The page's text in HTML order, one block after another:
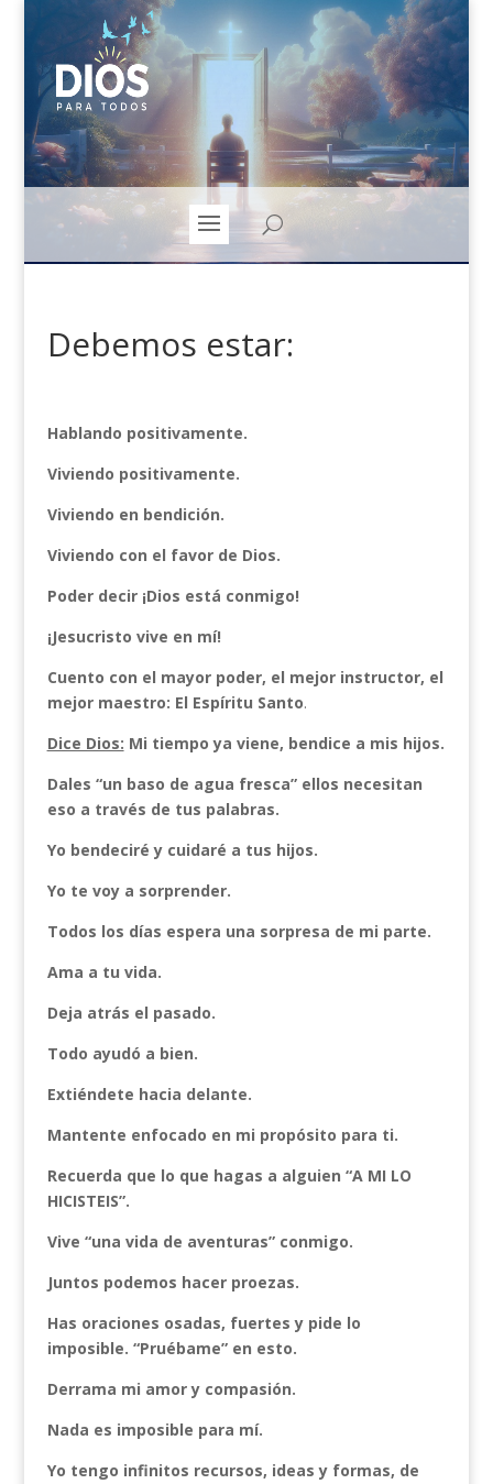
Debemos estar:
Hablando positivamente.
Viviendo positivamente.
Viviendo en bendición.
Viviendo con el favor de Dios.
Poder decir ¡Dios está conmigo!
¡Jesucristo vive en mí!
Cuento con el mayor poder, el mejor instructor, el
mejor maestro: El Espíritu Santo.
Dice Dios: Mi tiempo ya viene, bendice a mis hijos.
Dales “un baso de agua fresca” ellos necesitan
eso a través de tus palabras.
Yo bendeciré y cuidaré a tus hijos.
Yo te voy a sorprender.
Todos los días espera una sorpresa de mi parte.
Ama a tu vida.
Deja atrás el pasado.
Todo ayudó a bien.
Extiéndete hacia delante.
Mantente enfocado en mi propósito para ti.
Recuerda que lo que hagas a alguien “A MI LO
HICISTEIS”.
Vive “una vida de aventuras” conmigo.
Juntos podemos hacer proezas.
Has oraciones osadas, fuertes y pide lo
imposible. “Pruébame” en esto.
Derrama mi amor y compasión.
Nada es imposible para mí.
Yo tengo infinitos recursos, ideas y formas, de